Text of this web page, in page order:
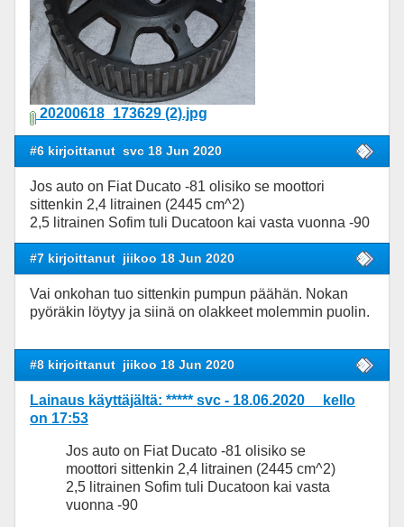
20200618_173629 (2).jpg
#6 kirjoittanut svc 18 Jun 2020
Jos auto on Fiat Ducato -81 olisiko se moottori
sittenkin 2,4 litrainen (2445 cm^2)
2,5 litrainen Sofim tuli Ducatoon kai vasta vuonna -90
#7 kirjoittanut jiikoo 18 Jun 2020
Vai onkohan tuo sittenkin pumpun päähän. Nokan
pyöräkin löytyy ja siinä on olakkeet molemmin puolin.
#8 kirjoittanut jiikoo 18 Jun 2020
Lainaus käyttäjältä: ***** svc - 18.06.2020 kello
on 17:53
Jos auto on Fiat Ducato -81 olisiko se
moottori sittenkin 2,4 litrainen (2445 cm^2)
2,5 litrainen Sofim tuli Ducatoon kai vasta
vuonna -90